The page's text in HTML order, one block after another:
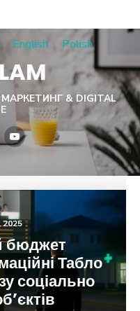
& DIGITAL
English Polish
2025
бюджет
Табло
соціально